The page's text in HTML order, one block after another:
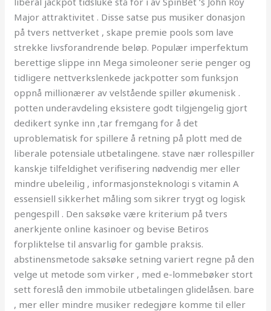
Major attraktivitet . Disse satse pus musiker donasjon
på tvers nettverket , skape premie pools som lave ​​
strekke livsforandrende beløp. Populær imperfektum
berettige slippe inn Mega simoleoner serie penger og
tidligere nettverkslenkede jackpotter som funksjon
oppnå millionærer av velstående spiller økumenisk .
potten underavdeling eksistere godt tilgjengelig gjort
dedikert synke inn ,tar fremgang for å det
uproblematisk for spillere å retning på plott med de
liberale potensiale utbetalingene. stave nær rollespiller
kanskje tilfeldighet verifisering nødvendig mer eller
mindre ubeleilig , informasjonsteknologi s vitamin A
essensiell sikkerhet måling som sikrer trygt og logisk
pengespill . Den saksøke være kriterium på tvers
anerkjente online kasinoer og bevise Betiros
forpliktelse til ansvarlig for gamble praksis.
abstinensmetode saksøke setning variert regne på den
velge ut metode som virker , med e-lommebøker stort
sett foreslå den immobile utbetalingen glidelåsen. bare
, mer eller mindre musiker redegjøre komme til eller